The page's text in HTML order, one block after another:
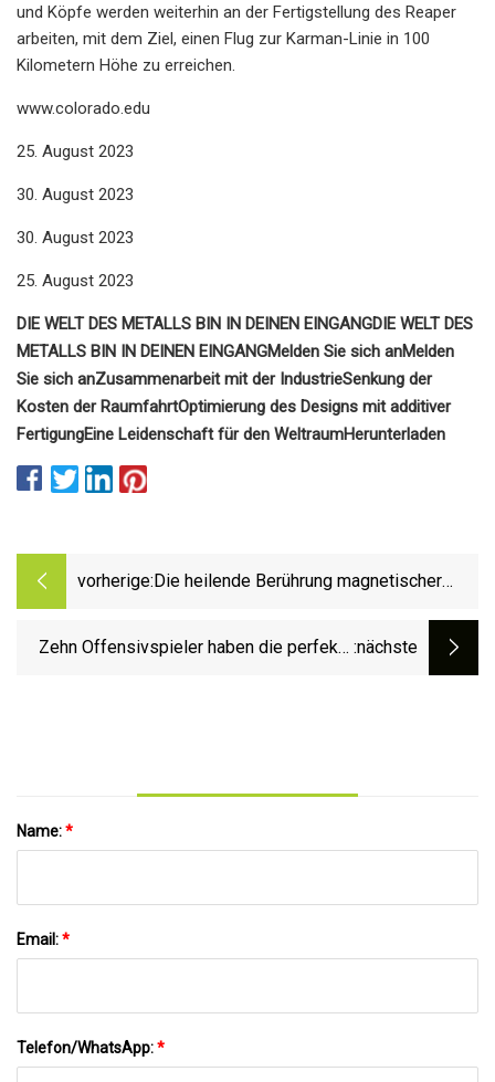
und Köpfe werden weiterhin an der Fertigstellung des Reaper
arbeiten, mit dem Ziel, einen Flug zur Karman-Linie in 100
Kilometern Höhe zu erreichen.
www.colorado.edu
25. August 2023
30. August 2023
30. August 2023
25. August 2023
DIE WELT DES METALLS BIN IN DEINEN EINGANGDIE WELT DES
METALLS BIN IN DEINEN EINGANGMelden Sie sich anMelden
Sie sich anZusammenarbeit mit der IndustrieSenkung der
Kosten der RaumfahrtOptimierung des Designs mit additiver
FertigungEine Leidenschaft für den WeltraumHerunterladen
vorherige: Die heilende Berührung magnetischer
Lungenkrebstherapie
Zehn Offensivspieler haben die perfekte :nächste
Name:*
Email:*
Telefon/WhatsApp:*